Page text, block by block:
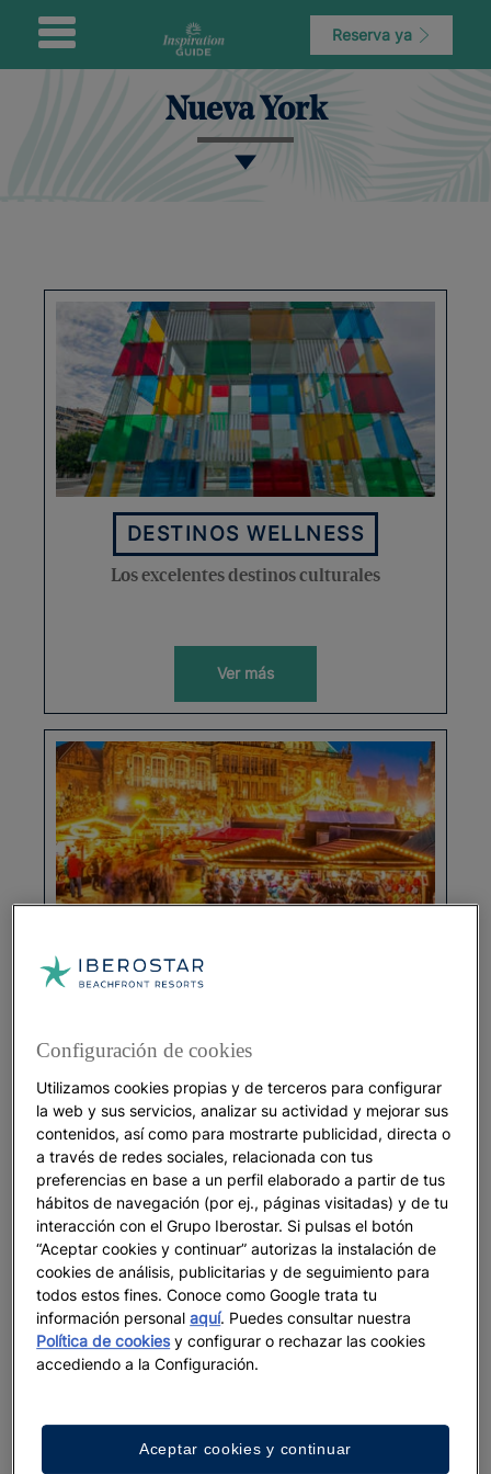
Reserva ya
Nueva York
DESTINOS WELLNESS
Los excelentes destinos culturales
Ver más
VACACIONES
Ver más
Turismo cultural: experiencias para
Configuración de cookies
Utilizamos cookies propias y de terceros para configurar
la web y sus servicios, analizar su actividad y mejorar sus
contenidos, así como para mostrarte publicidad, directa o
a través de redes sociales, relacionada con tus
preferencias en base a un perfil elaborado a partir de tus
hábitos de navegación (por ej., páginas visitadas) y de tu
interacción con el Grupo Iberostar. Si pulsas el botón
“Aceptar cookies y continuar” autorizas la instalación de
cookies de análisis, publicitarias y de seguimiento para
todos estos fines. Conoce como Google trata tu
información personalaquí. Puedes consultar nuestra
Política de cookiesy configurar o rechazar las cookies
accediendo a la Configuración.
Aceptar cookies y continuar